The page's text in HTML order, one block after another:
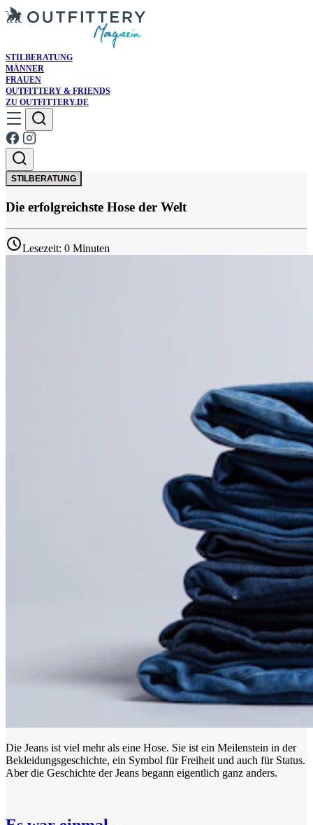
STILBERATUNG
MÄNNER
FRAUEN
OUTFITTERY & FRIENDS
ZU OUTFITTERY.DE
STILBERATUNG
Die erfolgreichste Hose der Welt
Lesezeit: 0 Minuten
Die Jeans ist viel mehr als eine Hose. Sie ist ein Meilenstein in der
Bekleidungsgeschichte, ein Symbol für Freiheit und auch für Status.
Aber die Geschichte der Jeans begann eigentlich ganz anders.